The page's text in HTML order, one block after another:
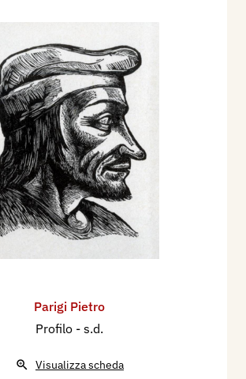
Parigi Pietro
Profilo - s.d.
Visualizza scheda